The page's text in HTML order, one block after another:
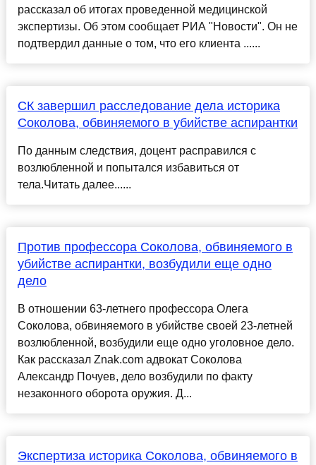
рассказал об итогах проведенной медицинской
экспертизы. Об этом сообщает РИА "Новости". Он не
подтвердил данные о том, что его клиента ......
СК завершил расследование дела историка
Соколова, обвиняемого в убийстве аспирантки
По данным следствия, доцент расправился с
возлюбленной и попытался избавиться от
тела.Читать далее......
Против профессора Соколова, обвиняемого в
убийстве аспирантки, возбудили еще одно
дело
В отношении 63-летнего профессора Олега
Соколова, обвиняемого в убийстве своей 23-летней
возлюбленной, возбудили еще одно уголовное дело.
Как рассказал Znak.com адвокат Соколова
Александр Почуев, дело возбудили по факту
незаконного оборота оружия. Д...
Экспертиза историка Соколова, обвиняемого в